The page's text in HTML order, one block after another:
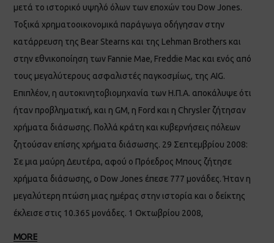
μετά το ιστορικό υψηλό όλων των εποχών του Dow Jones.
Τοξικά χρηματοοικονομικά παράγωγα οδήγησαν στην
κατάρρευση της Bear Stearns και της Lehman Brothers και
στην εθνικοποίηση των Fannie Mae, Freddie Mac και ενός από
τους μεγαλύτερους ασφαλιστές παγκοσμίως, της AIG.
Επιπλέον, η αυτοκινητοβιομηχανία των Η.Π.Α. αποκάλυψε ότι
ήταν προβληματική, και η GM, η Ford και η Chrysler ζήτησαν
χρήματα διάσωσης. Πολλά κράτη και κυβερνήσεις πόλεων
ζητούσαν επίσης χρήματα διάσωσης. 29 Σεπτεμβρίου 2008:
Σε μια μαύρη Δευτέρα, αφού ο Πρόεδρος Μπους ζήτησε
χρήματα διάσωσης, ο Dow Jones έπεσε 777 μονάδες. Ήταν η
μεγαλύτερη πτώση μιας ημέρας στην ιστορία και ο δείκτης
έκλεισε στις 10.365 μονάδες. 1 Οκτωβρίου 2008,
MORE